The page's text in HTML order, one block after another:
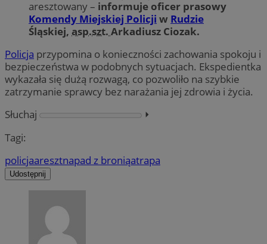
aresztowany – informuje oficer prasowy
Komendy Miejskiej Policji w Rudzie
Śląskiej, asp.szt. Arkadiusz Ciozak.
Policja przypomina o konieczności zachowania spokoju i
bezpieczeństwa w podobnych sytuacjach. Ekspedientka
wykazała się dużą rozwagą, co pozwoliło na szybkie
zatrzymanie sprawcy bez narażania jej zdrowia i życia.
Słuchaj
⏵︎
Tagi:
policjaaresztnapad z broniąatrapa
Udostępnij